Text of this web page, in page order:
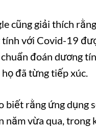
cũng giải thích
với Covid-19
đoán dương
đã từng tiếp xúc.
biết rằng ứng dụng
năm vừa qua, trong